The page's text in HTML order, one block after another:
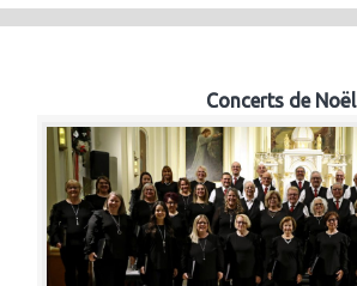
Concerts de Noël